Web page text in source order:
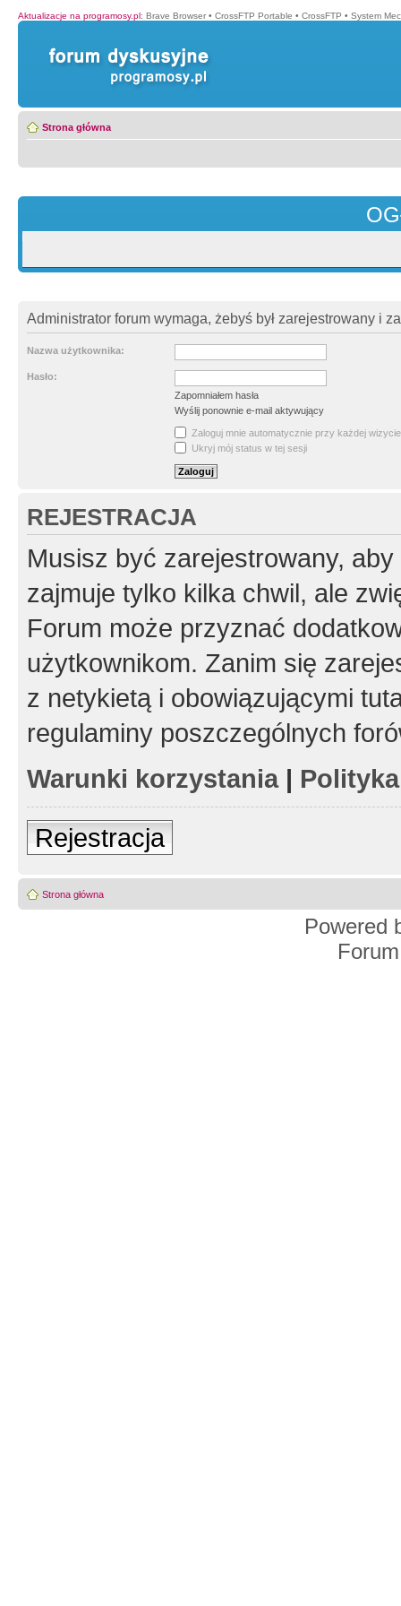
Aktualizacje na programosy.pl: Brave Browser • CrossFTP Portable • CrossFTP • System
Strona główna
Administrator forum wymaga, żebyś był zarejestrowany i
Nazwa użytkownika:
Hasło:
Zapomniałem hasła
Wyślij ponownie e-mail aktywujący
Zaloguj mnie automatycznie przy każdej wizycie
Ukryj mój status w tej sesji
REJESTRACJA
Musisz być zarejestrowany,
zajmuje tylko kilka chwil, ale
Forum może przyznać
użytkownikom. Zanim się
z netykietą i obowiązującymi
regulaminy poszczególnych
Warunki korzystania|
Rejestracja
Strona główna
Powered